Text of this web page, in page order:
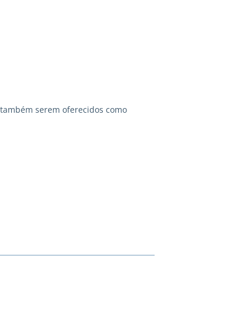
serem oferecidos como